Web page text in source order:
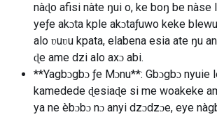
nàɖo afisi nàte ŋui o, ke boŋ be nàse
yeƒe akɔta kple akɔtaƒuwo keke
alo ʋuʋu kpata, elabena esia ate ŋu
ɖe ame dzi alo axɔ abi.
**Yagbɔgbɔ ƒe Mɔnu**: Gbɔgbɔ nyuie
kamedede ɖesiaɖe si me woakeke
ya ne èbɔbɔ nɔ anyi dzɔdzɔe, eye